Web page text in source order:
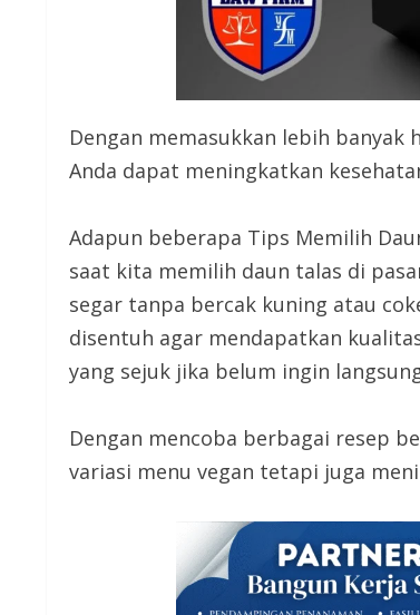
Dengan memasukkan lebih banyak
Anda dapat meningkatkan
Adapun beberapa Tips Memilih
saat kita memilih daun talas di
segar tanpa bercak kuning atau
disentuh agar mendapatkan
yang sejuk jika belum ingin
Dengan mencoba berbagai resep
variasi menu vegan tetapi juga